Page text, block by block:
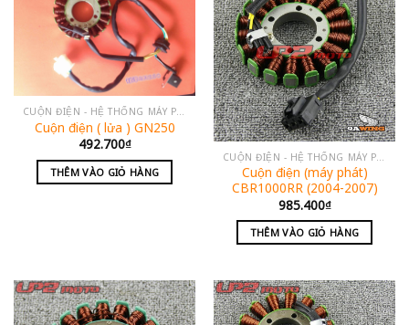
Cuộn điện ( lửa ) GN250
492.700₫
THÊM VÀO GIỎ HÀNG
Cuộn điện (máy phát)
CBR1000RR (2004-2007)
985.400₫
THÊM VÀO GIỎ HÀNG